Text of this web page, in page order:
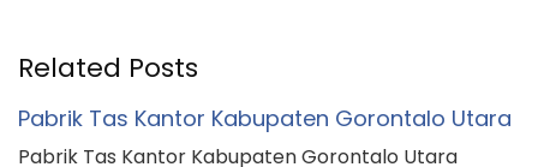
Related Posts
Pabrik Tas Kantor Kabupaten Gorontalo Utara
Pabrik Tas Kantor Kabupaten Gorontalo Utara